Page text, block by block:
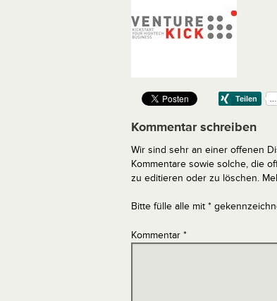
Kommentar schreiben
Wir sind sehr an einer offenen
Kommentare sowie solche, die
zu editieren oder zu löschen.
Bitte fülle alle mit *
Kommentar *